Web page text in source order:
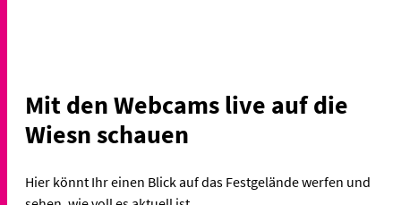
Mit den Webcams live auf die
Wiesn schauen
Hier könnt Ihr einen Blick auf das Festgelände werfen und